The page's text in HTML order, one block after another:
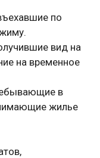
по
вид на
на временное
в
жилье